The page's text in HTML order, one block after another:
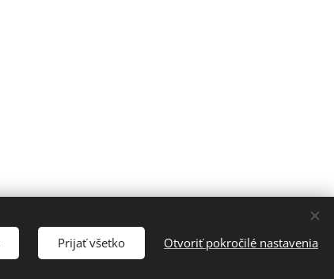
Prijať všetko Otvoriť pokročilé nastavenia